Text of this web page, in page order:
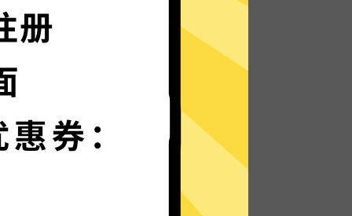
无论何地，无限访问
加速器的自研发通信协议，使您无论是
路上还是沙发上，都能轻松快速地访问网